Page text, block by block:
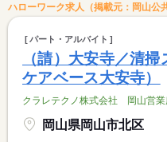
ハローワーク求人（掲載元：岡山公
パート・アルバイト
（請）大安寺／清
ケアベース大安寺）
クラレテクノ株式会社 岡山営業
岡山県岡山市北区